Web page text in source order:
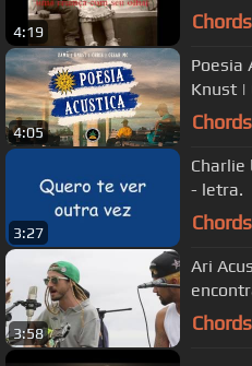
4:19
4:05
Poesia
Knust |
3:27
Charlie
- letra.
3:58
Ari
e